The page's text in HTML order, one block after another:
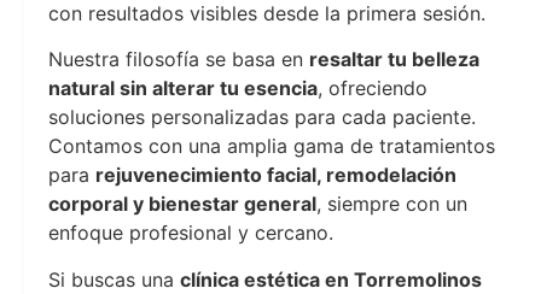
con resultados visibles desde la primera sesión.
Nuestra filosofía se basa en resaltar tu belleza
natural sin alterar tu esencia, ofreciendo
soluciones personalizadas para cada paciente.
Contamos con una amplia gama de tratamientos
para rejuvenecimiento facial, remodelación
corporal y bienestar general, siempre con un
enfoque profesional y cercano.
Si buscas una clínica estética en Torremolinos